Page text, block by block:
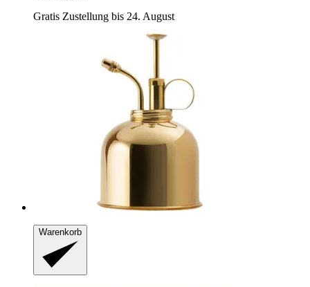
Gratis Zustellung bis 24. August
Warenkorb